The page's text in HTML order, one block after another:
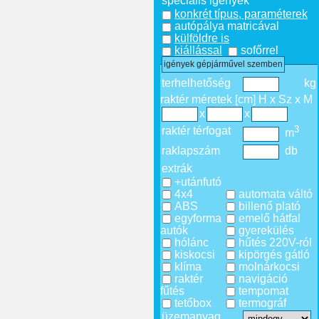
konkrét típus, paraméterek
autópálya matricával
külföldre is
kiállással
sofőrrel
igények gépjárművel szemben
terhelhetőség
kg
raktér méretek [cm] H x Sz x M
x
x
raktér térfogat
m3
raklapszám
db
extrák
+utánfutó
4x4
ABS
egyforma
autók
hólánc
kiskocsi
klíma
raktér
fűtés
tetőbox
automata váltó
billenő plató
emelő hátfal
gyerekülés
hűtés 220V-ról
kipörgés gátló
molnárkocsi
navigáció
tempomat
termográf
üzemanyag